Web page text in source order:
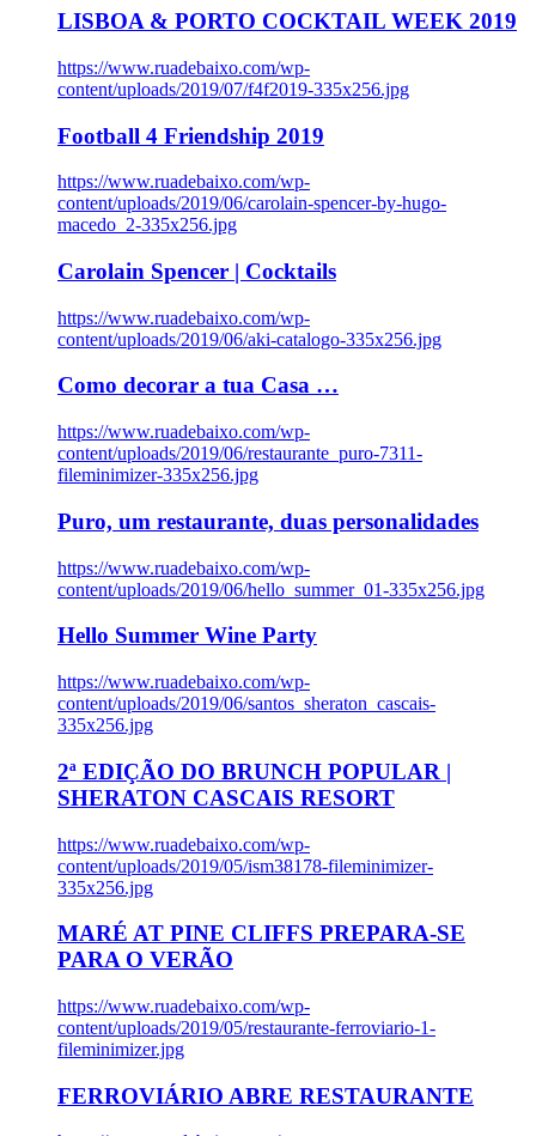
LISBOA & PORTO COCKTAIL WEEK 2019
https://www.ruadebaixo.com/wp-
content/uploads/2019/07/f4f2019-335x256.jpg
Football 4 Friendship 2019
https://www.ruadebaixo.com/wp-
content/uploads/2019/06/carolain-spencer-by-hugo-
macedo_2-335x256.jpg
Carolain Spencer | Cocktails
https://www.ruadebaixo.com/wp-
content/uploads/2019/06/aki-catalogo-335x256.jpg
Como decorar a tua Casa …
https://www.ruadebaixo.com/wp-
content/uploads/2019/06/restaurante_puro-7311-
fileminimizer-335x256.jpg
Puro, um restaurante, duas personalidades
https://www.ruadebaixo.com/wp-
content/uploads/2019/06/hello_summer_01-335x256.jpg
Hello Summer Wine Party
https://www.ruadebaixo.com/wp-
content/uploads/2019/06/santos_sheraton_cascais-
335x256.jpg
2ª EDIÇÃO DO BRUNCH POPULAR |
SHERATON CASCAIS RESORT
https://www.ruadebaixo.com/wp-
content/uploads/2019/05/ism38178-fileminimizer-
335x256.jpg
MARÉ AT PINE CLIFFS PREPARA-SE
PARA O VERÃO
https://www.ruadebaixo.com/wp-
content/uploads/2019/05/restaurante-ferroviario-1-
fileminimizer.jpg
FERROVIÁRIO ABRE RESTAURANTE